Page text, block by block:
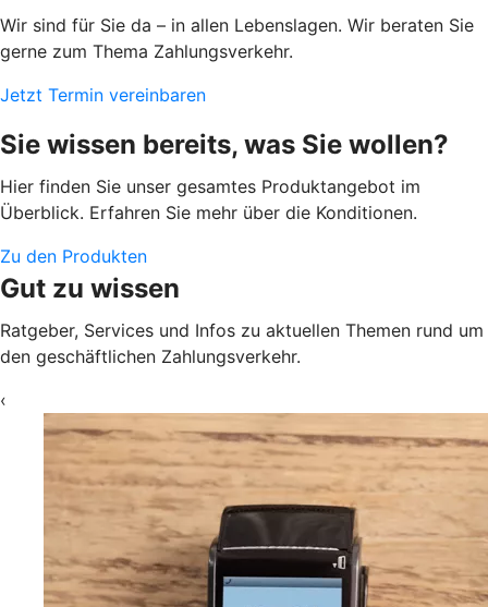
Wir sind für Sie da – in allen Lebenslagen. Wir beraten Sie
gerne zum Thema Zahlungsverkehr.
Jetzt Termin vereinbaren
Sie wissen bereits, was Sie wollen?
Hier finden Sie unser gesamtes Produktangebot im
Überblick. Erfahren Sie mehr über die Konditionen.
Zu den Produkten
Gut zu wissen
Ratgeber, Services und Infos zu aktuellen Themen rund um
den geschäftlichen Zahlungsverkehr.
‹